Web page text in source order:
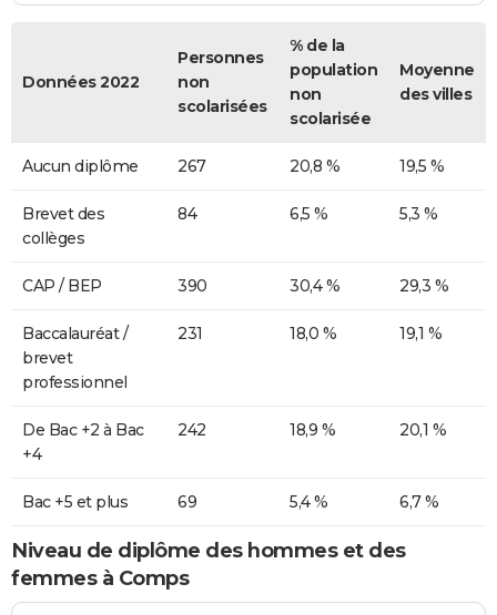
Données 2022
Personnes
non
scolarisées
% de la
population
non
scolarisée
Moyenne
des villes
Aucun diplôme 267 20,8 % 19,5 %
Brevet des
collèges
84 6,5 % 5,3 %
CAP / BEP 390 30,4 % 29,3 %
Baccalauréat /
brevet
professionnel
231 18,0 % 19,1 %
De Bac +2 à Bac
+4
242 18,9 % 20,1 %
Bac +5 et plus 69 5,4 % 6,7 %
Niveau de diplôme des hommes et des
femmes à Comps